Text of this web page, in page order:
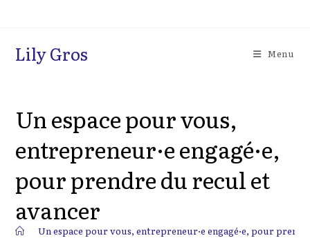
Lily Gros Menu
Un espace pour vous,
entrepreneur·e engagé·e,
pour prendre du recul et
avancer
Un espace pour vous, entrepreneur·e engagé·e, pour